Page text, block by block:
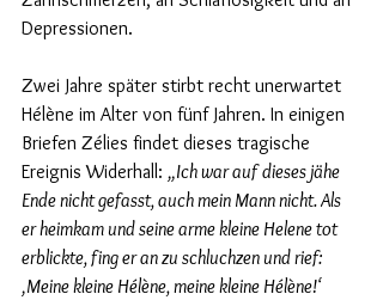
Depressionen.
Zwei Jahre später stirbt recht unerwartet
Hélène im Alter von fünf Jahren. In einigen
Briefen Zélies findet dieses tragische
Ereignis Widerhall: „Ich war auf dieses jähe
Ende nicht gefasst, auch mein Mann nicht. Als
er heimkam und seine arme kleine Helene tot
erblickte, fing er an zu schluchzen und rief:
‚Meine kleine Hélène, meine kleine Hélène!‘